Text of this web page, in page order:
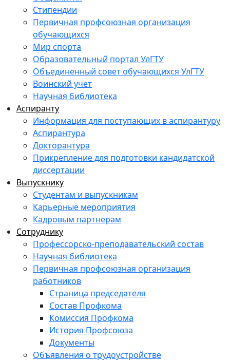
Стипендии
Первичная профсоюзная организация
обучающихся
Мир спорта
Образовательный портал УлГТУ
Объединенный совет обучающихся УлГТУ
Воинский учет
Научная библиотека
Аспиранту
Информация для поступающих в аспирантуру
Аспирантура
Докторантура
Прикрепление для подготовки кандидатской
диссертации
Выпускнику
Студентам и выпускникам
Карьерные мероприятия
Кадровым партнерам
Сотруднику
Профессорско-преподавательский состав
Научная библиотека
Первичная профсоюзная организация
работников
Страница председателя
Состав Профкома
Комиссия Профкома
История Профсоюза
Документы
Объявления о трудоустройстве